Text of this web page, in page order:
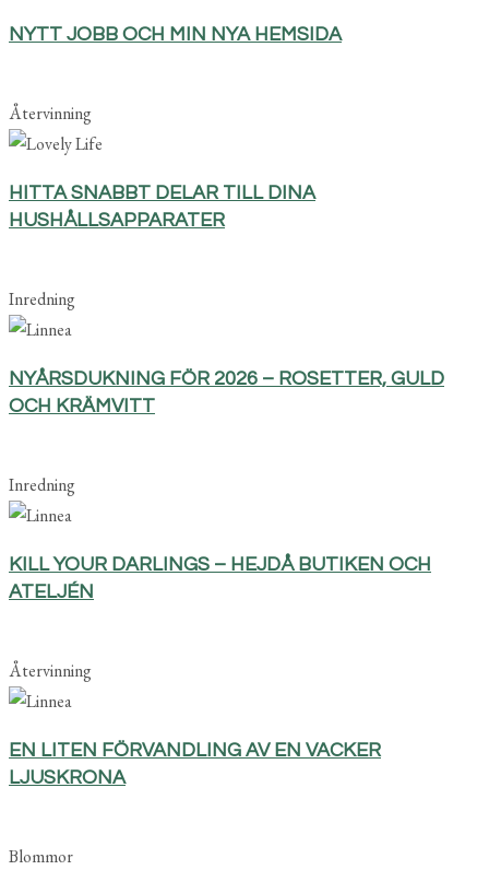
NYTT JOBB OCH MIN NYA HEMSIDA
Återvinning
HITTA SNABBT DELAR TILL DINA
HUSHÅLLSAPPARATER
Inredning
NYÅRSDUKNING FÖR 2026 – ROSETTER, GULD
OCH KRÄMVITT
Inredning
KILL YOUR DARLINGS – HEJDÅ BUTIKEN OCH
ATELJÉN
Återvinning
EN LITEN FÖRVANDLING AV EN VACKER
LJUSKRONA
Blommor